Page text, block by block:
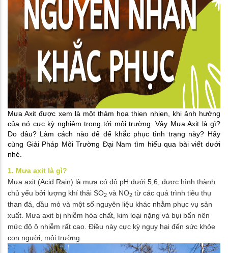
Mưa Axit được xem là một thảm họa thien nhien, khi ảnh hưởng
của nó cực kỳ nghiêm trọng tới môi trường. Vậy Mưa Axit là gì?
Do đâu? Làm cách nào để để khắc phục tình trạng này? Hãy
cùng Giải Pháp Môi Trường Đại Nam tìm hiểu qua bài viết dưới
nhé.
1. Mưa axit là gì?
Mưa axit (Acid Rain) là mưa có độ pH dưới 5,6, được hình thành
chủ yếu bởi lượng khí thải SO2 và NO2 từ các quá trình tiêu thụ
than đá, dầu mỏ và một số nguyên liệu khác nhằm phục vụ sản
xuất. Mưa axit bị nhiễm hóa chất, kim loại nặng và bụi bẩn nên
mức độ ô nhiễm rất cao. Điều này cực kỳ nguy hại đến sức khỏe
con người, môi trường.